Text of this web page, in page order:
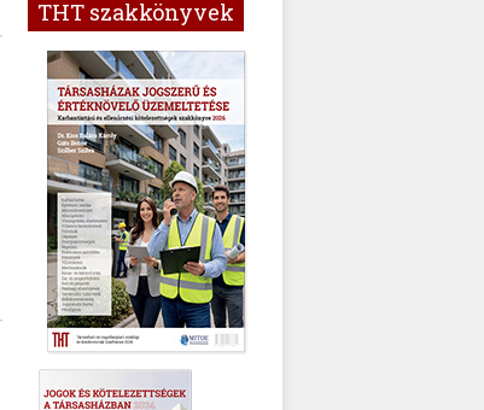
THT szakkönyvek